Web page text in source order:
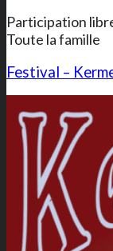
Participation
Toute la famille
Festival –